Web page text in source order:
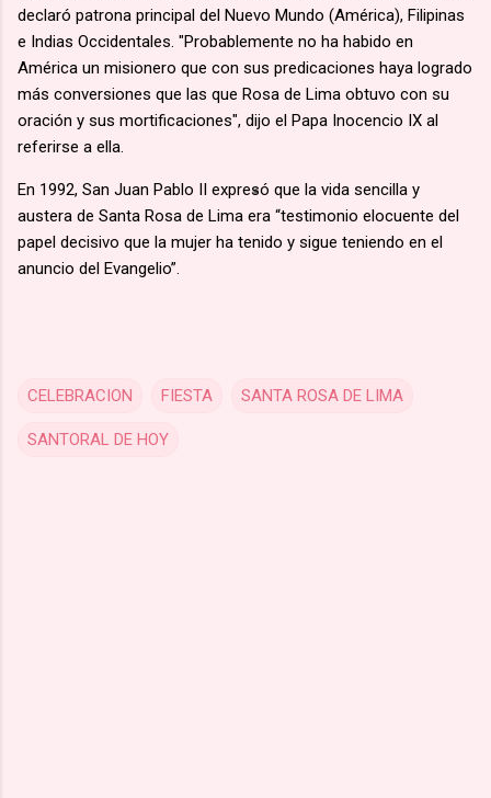
declaró patrona principal del Nuevo Mundo (América), Filipinas
e Indias Occidentales. "Probablemente no ha habido en
América un misionero que con sus predicaciones haya logrado
más conversiones que las que Rosa de Lima obtuvo con su
oración y sus mortificaciones", dijo el Papa Inocencio IX al
referirse a ella.
En 1992, San Juan Pablo II expresó que la vida sencilla y
austera de Santa Rosa de Lima era “testimonio elocuente del
papel decisivo que la mujer ha tenido y sigue teniendo en el
anuncio del Evangelio”.
CELEBRACION FIESTA SANTA ROSA DE LIMA
SANTORAL DE HOY